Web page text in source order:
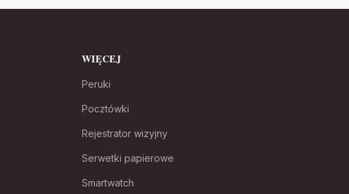
WIĘCEJ
Peruki
Pocztówki
Rejestrator wizyjny
Serwetki papierowe
Smartwatch